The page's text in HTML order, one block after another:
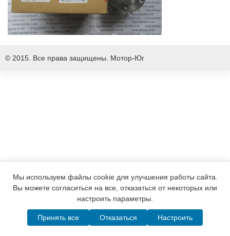
© 2015. Все права защищены. Мотор-Юг
Написать в MAX Telegram WhatsApp Позвонить
Мы используем файлы cookie для улучшения работы сайта.
Вы можете согласиться на все, отказаться от некоторых или
настроить параметры.
Принять все Отказаться Настроить